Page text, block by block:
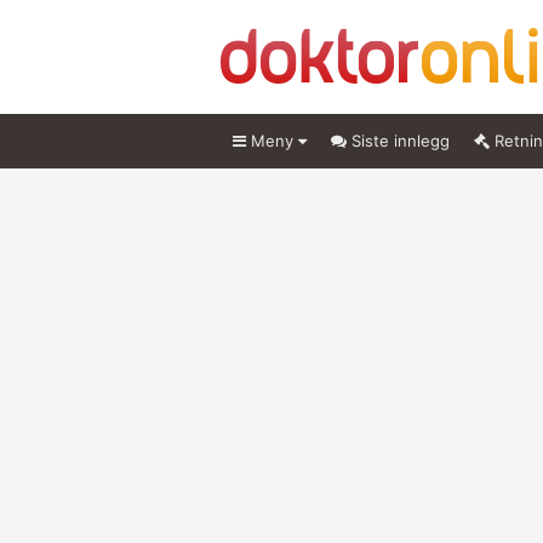
Meny Siste innlegg